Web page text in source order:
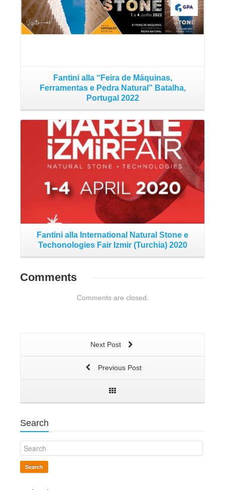
Fantini alla “Feira de Máquinas,
Ferramentas e Pedra Natural” Batalha,
Portugal 2022
Fantini alla International Natural Stone e
Techonologies Fair Izmir (Turchia) 2020
Comments
Comments are closed.
Next Post
Previous Post
Search
Search